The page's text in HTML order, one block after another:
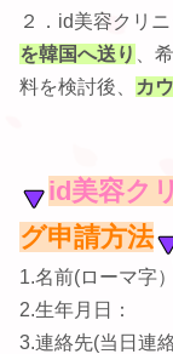
２．id美容クリ
を韓国へ送り
、
料を検討後、
カ
id美容ク
グ申請方法
1.名前(ローマ字）
2.生年月日：
3.連絡先(当日連